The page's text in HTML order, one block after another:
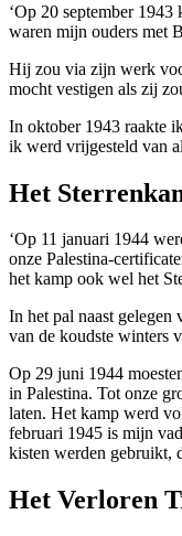
‘Op 20 september
waren mijn ouders met
Hij zou via zijn werk
mocht vestigen als zij
In oktober 1943 raakte
ik werd vrijgesteld van
Het
‘Op 11 januari 1944
onze Palestina-
het kamp ook wel het
In het pal naast
van de koudste winters
Op 29 juni 1944
in Palestina. Tot onze
laten. Het kamp werd
februari 1945 is mijn
kisten werden gebruikt,
Het Verloren